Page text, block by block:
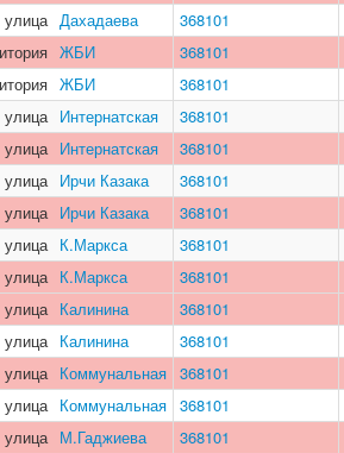
улица Дахадаева
368101
ЖБИ
368101
ЖБИ
368101
улица Интернатская
368101
улица Интернатская
368101
улица Ирчи Казака
368101
улица Ирчи Казака
368101
улица К.Маркса
368101
улица К.Маркса
368101
улица Калинина
368101
улица Калинина
368101
улица Коммунальная 368101
улица Коммунальная 368101
улица М.Гаджиева
368101